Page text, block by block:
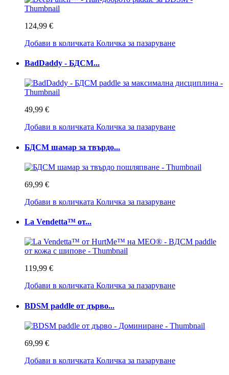
124,99 €
Добави в количката Количка за пазаруване
BadDaddy - БДСМ...
49,99 €
Добави в количката Количка за пазаруване
БДСМ шамар за твърдо...
69,99 €
Добави в количката Количка за пазаруване
La Vendetta™ от...
119,99 €
Добави в количката Количка за пазаруване
BDSM paddle от дърво...
69,99 €
Добави в количката Количка за пазаруване